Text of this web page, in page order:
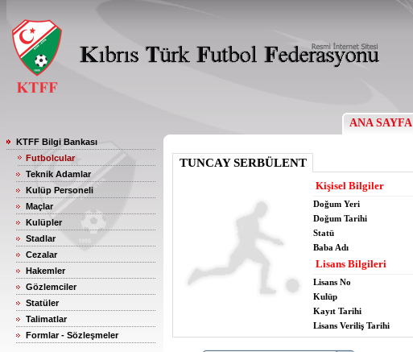
ANA SAYFA
KTFF Bilgi Bankası
Futbolcular
Teknik Adamlar
Kulüp Personeli
Maçlar
Kulüpler
Stadlar
Cezalar
Hakemler
Gözlemciler
Statüler
Talimatlar
Formlar - Sözleşmeler
TUNCAY SERBÜLENT
Kişisel Bilgiler
Doğum Yeri
Doğum Tarihi
Statü
Baba Adı
Lisans Bilgileri
Lisans No
Kulüp
Kayıt Tarihi
Lisans Veriliş Tarihi